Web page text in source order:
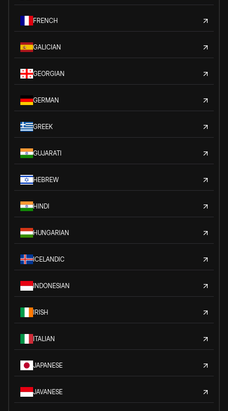
FRENCH
GALICIAN
GEORGIAN
GERMAN
GREEK
GUJARATI
HEBREW
HINDI
HUNGARIAN
ICELANDIC
INDONESIAN
IRISH
ITALIAN
JAPANESE
JAVANESE